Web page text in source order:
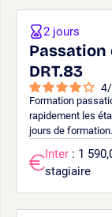
Passation
DRT.83
4/
Formation
rapidement les
jours de formation.
2 jours
Inter : 1
stagiaire